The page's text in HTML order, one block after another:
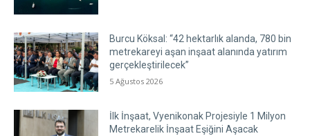
Burcu Köksal: “42 hektarlık alanda, 780 bin
metrekareyi aşan inşaat alanında yatırım
gerçekleştirilecek”
5 Ağustos 2026
İlk İnşaat, Vyenikonak Projesiyle 1 Milyon
Metrekarelik İnşaat Eşiğini Aşacak